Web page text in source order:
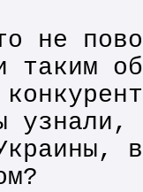
не
таким
узнали,